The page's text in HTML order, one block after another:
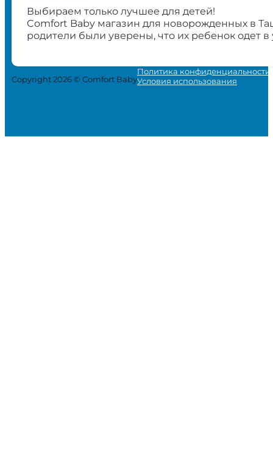
Выбираем только лучшее для детей!
Comfort Baby магазин для новорожденных в
родители были уверены, что их ребенок одет
Copyright 2026 © Comfort Baby
Политика конфиденциальности
Условия использования